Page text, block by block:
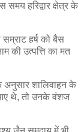
समय हरिद्वार क्षेत्र के
सम्राट हर्ष को बैस
की उत्पत्ति का मत
अनुसार शालिवाहन के
थे, तो उनके वंशज